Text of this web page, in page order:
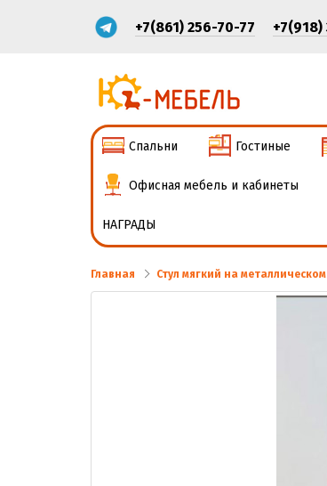
+7(861) 256-70-77
Спальни Гостиные
Офисная мебель и кабинеты
НАГРАДЫ
Главная Стул мягкий на